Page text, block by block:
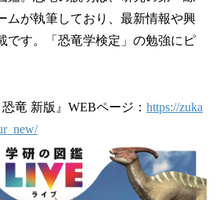
ムが執筆しており、最新情報や興
です。「恐竜学検定」の勉強にピ
竜 新版』WEBページ： https://zuka